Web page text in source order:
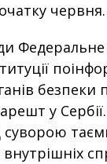
червня.
Федеральне
безпеки
у
суворою
внутрішніх